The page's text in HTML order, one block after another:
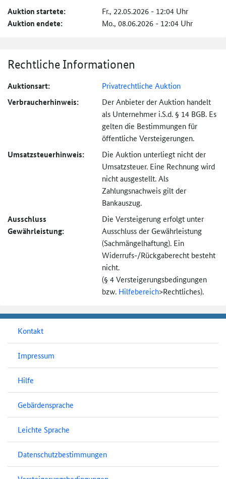
Auktion startete: Fr., 22.05.2026 - 12:04 Uhr
Auktion endete: Mo., 08.06.2026 - 12:04 Uhr
Rechtliche Informationen
Auktionsart: Privatrechtliche Auktion
Verbraucher­hinweis:
Der Anbieter der Auktion handelt
als Unternehmer i.S.d. § 14 BGB. Es
gelten die Bestimmungen für
öffentliche Versteigerungen.
Umsatzsteuer­hinweis:
Die Auktion unterliegt nicht der
Umsatzsteuer. Eine Rechnung wird
nicht ausgestellt. Als
Zahlungsnachweis gilt der
Bankauszug.
Ausschluss
Gewährleistung:
Die Versteigerung erfolgt unter
Ausschluss der Gewährleistung
(Sachmängel­haftung). Ein
Widerrufs-/Rückgaberecht besteht
nicht.
(§ 4 Versteigerungs­bedingungen
bzw. Hilfebereich>Rechtliches).
Kontakt
Impressum
Hilfe
Gebärdensprache
Leichte Sprache
Datenschutzbestimmungen